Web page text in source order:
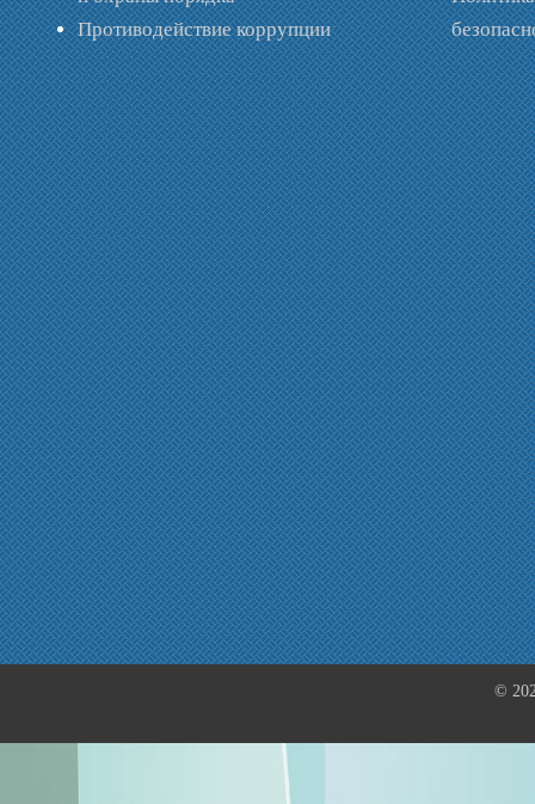
Противодействие коррупции
©